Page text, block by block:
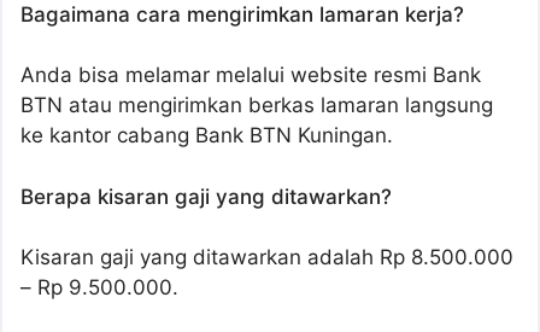
Bagaimana cara mengirimkan lamaran kerja?
Anda bisa melamar melalui website resmi Bank
BTN atau mengirimkan berkas lamaran langsung
ke kantor cabang Bank BTN Kuningan.
Berapa kisaran gaji yang ditawarkan?
Kisaran gaji yang ditawarkan adalah Rp 8.500.000
– Rp 9.500.000.